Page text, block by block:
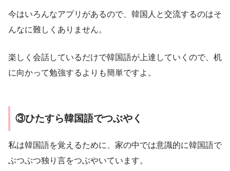
今はいろんなアプリがあるので、韓国人と交流するのはそ
んなに難しくありません。
楽しく会話しているだけで韓国語が上達していくので、机
に向かって勉強するよりも簡単ですよ。
③ひたすら韓国語でつぶやく
私は韓国語を覚えるために、家の中では意識的に韓国語で
ぶつぶつ独り言をつぶやいています。